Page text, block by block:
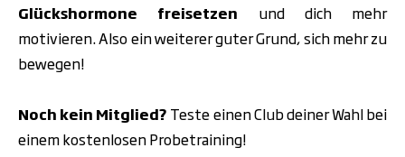
Glückshormone freisetzen und dich mehr
motivieren. Also ein weiterer guter Grund, sich mehr zu
bewegen!
Noch kein Mitglied? Teste einen Club deiner Wahl bei
einem kostenlosen Probetraining!